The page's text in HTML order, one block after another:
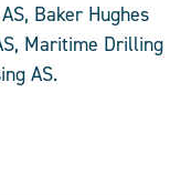
Baker Hughes
Maritime Drilling
AS.